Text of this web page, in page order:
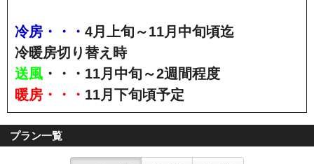
冷房・・・ 4月上旬～11月中旬頃迄
冷暖房切り替え時
送風 ・・・11月中旬～2週間程度
暖房・・・ 11月下旬頃予定
プラン一覧